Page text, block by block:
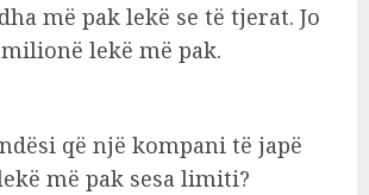
më pak lekë se të tjerat. Jo
lekë më pak.
që një kompani të japë
më pak sesa limiti?